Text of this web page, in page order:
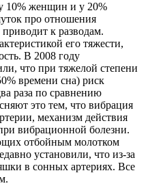
10% женщин и у 20%
про отношения
к разводам.
его тяжести,
В 2008 году
что при тяжелой степени
времени сна) риск
раза по сравнению
это тем, что вибрация
механизм действия
вибрационной болезни.
отбойным молотком
установили, что из-за
в сонных артериях. Все